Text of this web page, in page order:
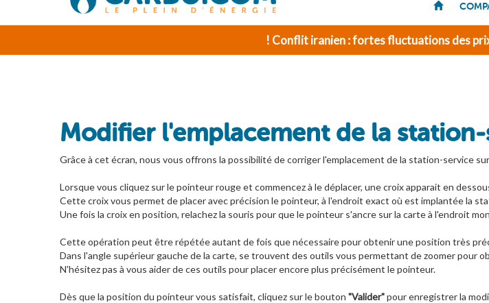
! Conflit iranien : fortes fluctuations des
Modifier l'emplacement de la
Grâce à cet écran, nous vous offrons la possibilité de corriger l'emplacement de la station-service
Lorsque vous cliquez sur le pointeur rouge et commencez à le déplacer, une croix apparait en
Cette croix vous permet de placer avec précision le pointeur, à l'endroit exact où est implantée la
Une fois la croix en position, relachez la souris pour que le pointeur s'ancre sur la carte à l'endroit
Cette opération peut être répétée autant de fois que nécessaire pour obtenir une position très
Dans l'angle supérieur gauche de la carte, se trouvent des outils vous permettant de zoomer pour
N'hésitez pas à vous aider de ces outils pour placer encore plus précisément le pointeur.
Dès que la position du pointeur vous satisfait, cliquez sur le bouton "Valider"pour enregistrer la